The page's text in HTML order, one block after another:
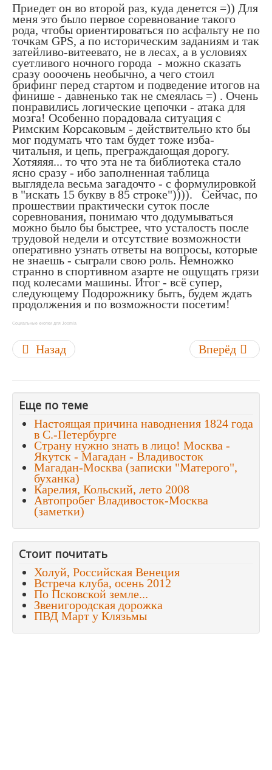
Приедет он во второй раз, куда денется =)) Для
меня это было первое соревнование такого
рода, чтобы ориентироваться по асфальту не по
точкам GPS, а по историческим заданиям и так
затейливо-витеевато, не в лесах, а в условиях
суетливого ночного города - можно сказать
сразу оооочень необычно, а чего стоил
брифинг перед стартом и подведение итогов на
финише - давненько так не смеялась =) . Очень
понравились логические цепочки - атака для
мозга! Особенно порадовала ситуация с
Римским Корсаковым - действительно кто бы
мог подумать что там будет тоже изба-
читальня, и цепь, преграждающая дорогу.
Хотяяяя... то что эта не та библиотека стало
ясно сразу - ибо заполненная таблица
выглядела весьма загадочто - с формулировкой
в "искать 15 букву в 85 строке")))). Сейчас, по
прошествии практически суток после
соревнования, понимаю что додумываться
можно было бы быстрее, что усталость после
трудовой недели и отсутствие возможности
оперативно узнать ответы на вопросы, которые
не знаешь - сыграли свою роль. Немножко
странно в спортивном азарте не ощущать грязи
под колесами машины. Итог - всё супер,
следующему Подорожнику быть, будем ждать
продолжения и по возможности посетим!
Социальные кнопки для Joomla
Назад Вперёд
Еще по теме
Настоящая причина наводнения 1824 года
в С.-Петербурге
Страну нужно знать в лицо! Москва -
Якутск - Магадан - Владивосток
Магадан-Москва (записки "Матерого",
буханка)
Карелия, Кольский, лето 2008
Автопробег Владивосток-Москва
(заметки)
Стоит почитать
Холуй, Российская Венеция
Встреча клуба, осень 2012
По Псковской земле...
Звенигородская дорожка
ПВД Март у Клязьмы